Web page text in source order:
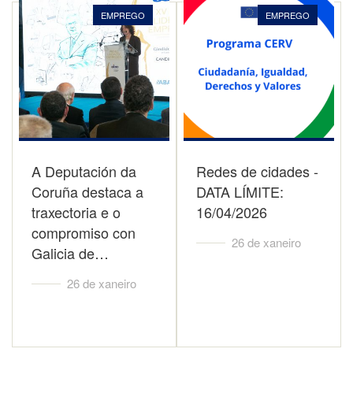
EMPREGO
A Deputación da
Coruña destaca a
traxectoria e o
compromiso con
Galicia de…
26 de xaneiro
EMPREGO
Redes de cidades -
DATA LÍMITE:
16/04/2026
26 de xaneiro